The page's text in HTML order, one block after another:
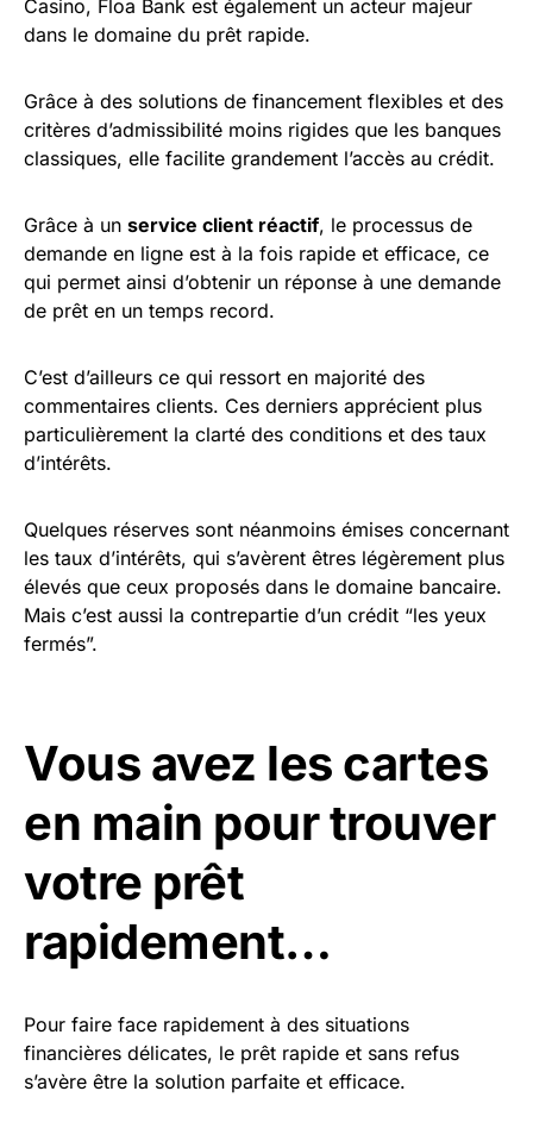
Casino, Floa Bank est également un acteur majeur
dans le domaine du prêt rapide.
Grâce à des solutions de financement flexibles et des
critères d’admissibilité moins rigides que les banques
classiques, elle facilite grandement l’accès au crédit.
Grâce à un service client réactif, le processus de
demande en ligne est à la fois rapide et efficace, ce
qui permet ainsi d’obtenir un réponse à une demande
de prêt en un temps record.
C’est d’ailleurs ce qui ressort en majorité des
commentaires clients. Ces derniers apprécient plus
particulièrement la clarté des conditions et des taux
d’intérêts.
Quelques réserves sont néanmoins émises concernant
les taux d’intérêts, qui s’avèrent êtres légèrement plus
élevés que ceux proposés dans le domaine bancaire.
Mais c’est aussi la contrepartie d’un crédit “les yeux
fermés”.
Vous avez les cartes
en main pour trouver
votre prêt
rapidement…
Pour faire face rapidement à des situations
financières délicates, le prêt rapide et sans refus
s’avère être la solution parfaite et efficace.